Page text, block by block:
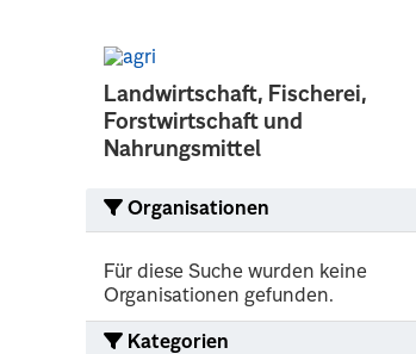
Landwirtschaft, Fischerei,
Forstwirtschaft und
Nahrungsmittel
Organisationen
Für diese Suche wurden keine
Organisationen gefunden.
Kategorien